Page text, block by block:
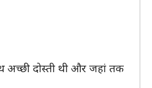
अच्छी दोस्ती थी और जहां तक